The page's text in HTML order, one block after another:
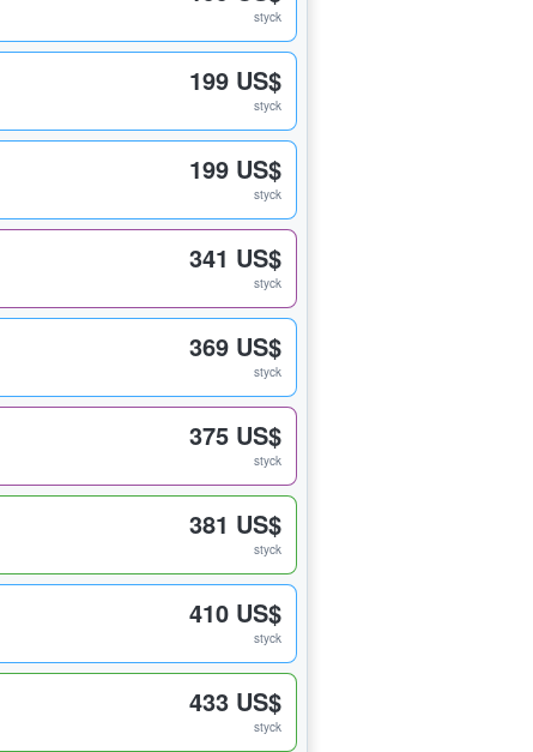
styck
199 US$
styck
199 US$
styck
341 US$
styck
369 US$
styck
375 US$
styck
381 US$
styck
410 US$
styck
433 US$
styck